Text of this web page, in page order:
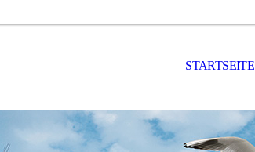
STARTSEITE